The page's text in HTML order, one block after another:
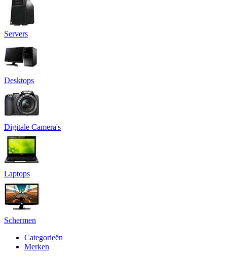
Servers
Desktops
Digitale Camera's
Laptops
Schermen
Categorieën
Merken